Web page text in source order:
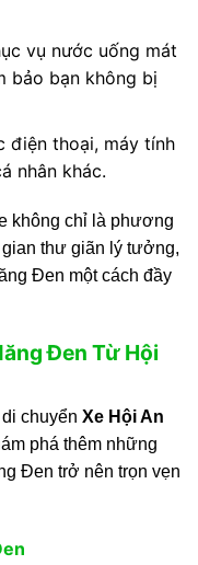
vụ nước uống mát
bảo bạn không bị
điện thoại, máy tính
nhân khác.
không chỉ là phương
thư giãn lý tưởng,
Đen một cách đầy
Đen Từ Hội
chuyển Xe Hội An
phá thêm những
Đen trở nên trọn vẹn